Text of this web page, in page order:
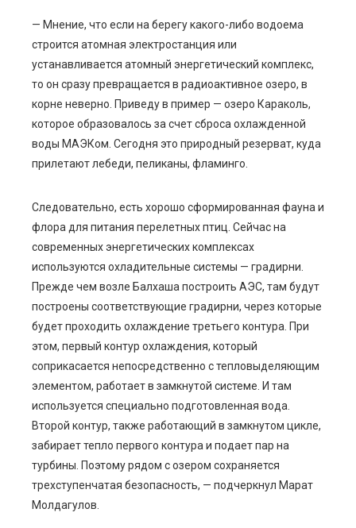
— Мнение, что если на берегу какого-либо водоема
строится атомная электростанция или
устанавливается атомный энергетический комплекс,
то он сразу превращается в радиоактивное озеро, в
корне неверно. Приведу в пример — озеро Караколь,
которое образовалось за счет сброса охлажденной
воды МАЭКом. Сегодня это природный резерват, куда
прилетают лебеди, пеликаны, фламинго.
Следовательно, есть хорошо сформированная фауна и
флора для питания перелетных птиц. Сейчас на
современных энергетических комплексах
используются охладительные системы — градирни.
Прежде чем возле Балхаша построить АЭС, там будут
построены соответствующие градирни, через которые
будет проходить охлаждение третьего контура. При
этом, первый контур охлаждения, который
соприкасается непосредственно с тепловыделяющим
элементом, работает в замкнутой системе. И там
используется специально подготовленная вода.
Второй контур, также работающий в замкнутом цикле,
забирает тепло первого контура и подает пар на
турбины. Поэтому рядом с озером сохраняется
трехступенчатая безопасность, — подчеркнул Марат
Молдагулов.